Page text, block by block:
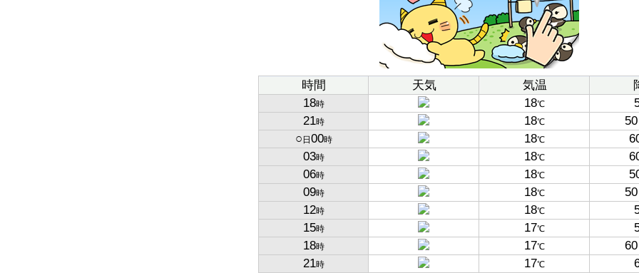
時間 天気 気温
18時 18℃
21時 18℃ 50
○ 日 00時 18℃
03時 18℃
06時 18℃
09時 18℃ 50
12時 18℃
15時 17℃
18時 17℃ 60
21時 17℃